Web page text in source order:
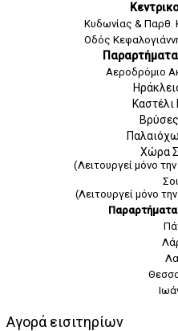
Κυδωνίας & Παρθ.
Οδός
Αεροδρόμιο
Χώρα
(Λειτουργεί μόνο
(Λειτουργεί μόνο
Αγορά εισιτηρίων